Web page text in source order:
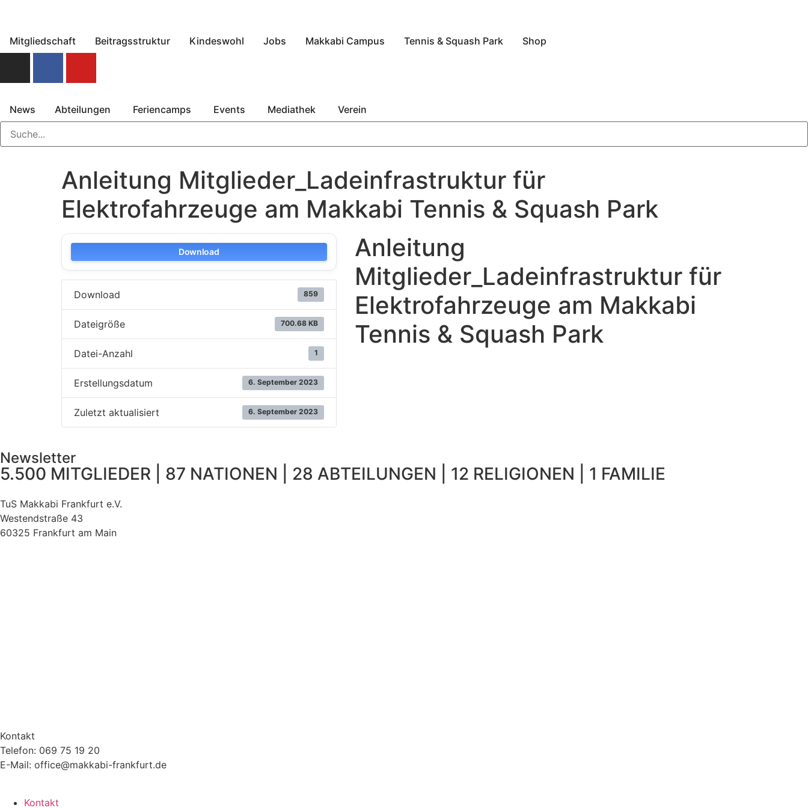
Mitgliedschaft Beitragsstruktur Kindeswohl Jobs Makkabi Campus Tennis & Squash Park Shop
News Abteilungen Feriencamps Events Mediathek Verein
Anleitung Mitglieder_Ladeinfrastruktur für
Elektrofahrzeuge am Makkabi Tennis & Squash Park
Download
Download 859
Dateigröße 700.68 KB
Datei-Anzahl 1
Erstellungsdatum 6. September 2023
Zuletzt aktualisiert 6. September 2023
Anleitung
Mitglieder_Ladeinfrastruktur für
Elektrofahrzeuge am Makkabi
Tennis & Squash Park
Newsletter
5.500 MITGLIEDER | 87 NATIONEN | 28 ABTEILUNGEN | 12 RELIGIONEN | 1 FAMILIE
TuS Makkabi Frankfurt e.V.
Westendstraße 43
60325 Frankfurt am Main
Kontakt
Telefon: 069 75 19 20
E-Mail: office@makkabi-frankfurt.de
Kontakt